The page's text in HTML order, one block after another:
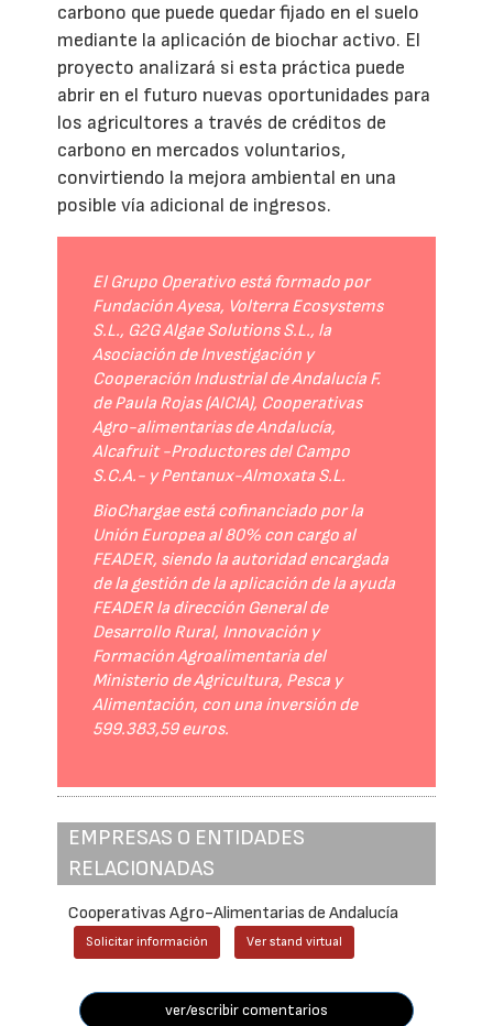
carbono que puede quedar fijado en el suelo
mediante la aplicación de biochar activo. El
proyecto analizará si esta práctica puede
abrir en el futuro nuevas oportunidades para
los agricultores a través de créditos de
carbono en mercados voluntarios,
convirtiendo la mejora ambiental en una
posible vía adicional de ingresos.
El Grupo Operativo está formado por
Fundación Ayesa, Volterra Ecosystems
S.L., G2G Algae Solutions S.L., la
Asociación de Investigación y
Cooperación Industrial de Andalucía F.
de Paula Rojas (AICIA), Cooperativas
Agro-alimentarias de Andalucía,
Alcafruit -Productores del Campo
S.C.A.- y Pentanux-Almoxata S.L.
BioChargae está cofinanciado por la
Unión Europea al 80% con cargo al
FEADER, siendo la autoridad encargada
de la gestión de la aplicación de la ayuda
FEADER la dirección General de
Desarrollo Rural, Innovación y
Formación Agroalimentaria del
Ministerio de Agricultura, Pesca y
Alimentación, con una inversión de
599.383,59 euros.
EMPRESAS O ENTIDADES
RELACIONADAS
Cooperativas Agro-Alimentarias de Andalucía
Solicitar información Ver stand virtual
ver/escribir comentarios